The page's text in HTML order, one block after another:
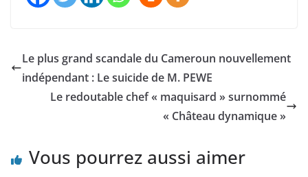
Le plus grand scandale du Cameroun nouvellement
indépendant : Le suicide de M. PEWE
Le redoutable chef « maquisard » surnommé
« Château dynamique »
Vous pourrez aussi aimer